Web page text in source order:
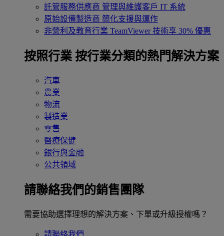
託管服務供應商 管理與維護客戶 IT 系統
原始設備製造商 簡化支援與運作
非營利及教育行業 TeamViewer 技術享 30% 優惠
按照行業 按行業分類的熱門解決方案
汽車
農業
物流
製造業
零售
醫療保健
銀行與金融
公共領域
請聯絡我們的銷售團隊
需要協助選擇理想的解決方案、下單或升級授權嗎？
請聯絡我們